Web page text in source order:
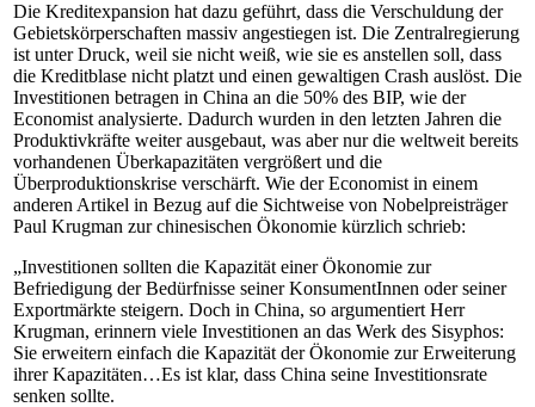
Die Kreditexpansion hat dazu geführt, dass die Verschuldung der
Gebietskörperschaften massiv angestiegen ist. Die Zentralregierung
ist unter Druck, weil sie nicht weiß, wie sie es anstellen soll, dass
die Kreditblase nicht platzt und einen gewaltigen Crash auslöst. Die
Investitionen betragen in China an die 50% des BIP, wie der
Economist analysierte. Dadurch wurden in den letzten Jahren die
Produktivkräfte weiter ausgebaut, was aber nur die weltweit bereits
vorhandenen Überkapazitäten vergrößert und die
Überproduktionskrise verschärft. Wie der Economist in einem
anderen Artikel in Bezug auf die Sichtweise von Nobelpreisträger
Paul Krugman zur chinesischen Ökonomie kürzlich schrieb:
„Investitionen sollten die Kapazität einer Ökonomie zur
Befriedigung der Bedürfnisse seiner KonsumentInnen oder seiner
Exportmärkte steigern. Doch in China, so argumentiert Herr
Krugman, erinnern viele Investitionen an das Werk des Sisyphos:
Sie erweitern einfach die Kapazität der Ökonomie zur Erweiterung
ihrer Kapazitäten…Es ist klar, dass China seine Investitionsrate
senken sollte.